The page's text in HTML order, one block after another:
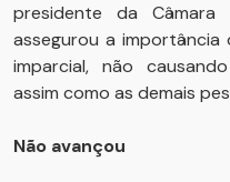
presidente da Câmara
assegurou a
imparcial, não
assim como as demais
Não avançou